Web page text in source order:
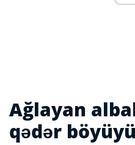
Ağlayan
qədər